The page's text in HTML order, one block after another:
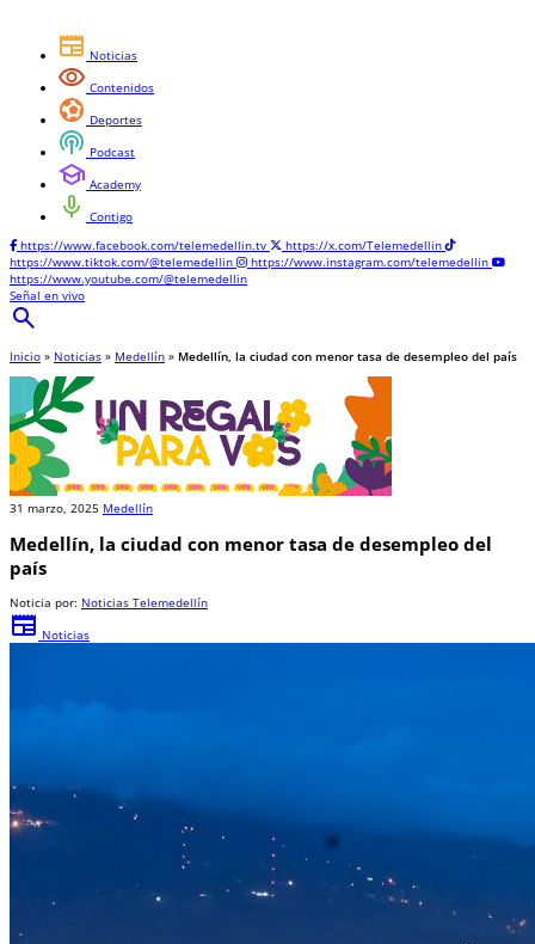
newspaper Noticias
visibility Contenidos
sports_and_outdoors Deportes
podcasts Podcast
school Academy
mic Contigo
https://www.facebook.com/telemedellin.tv
https://x.com/Telemedellin
https://www.tiktok.com/@telemedellin
https://www.instagram.com/telemedellin
https://www.youtube.com/@telemedellin
Señal en vivo
search
Inicio » Noticias » Medellín » Medellín, la ciudad con menor tasa de desempleo del país
31 marzo, 2025 Medellín
Medellín, la ciudad con menor tasa de desempleo del
país
Noticia por: Noticias Telemedellín
newspaper Noticias